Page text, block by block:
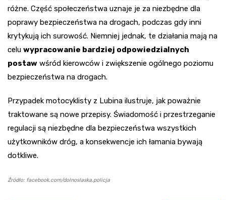
różne. Część społeczeństwa uznaje je za niezbędne dla
poprawy bezpieczeństwa na drogach, podczas gdy inni
krytykują ich surowość. Niemniej jednak, te działania mają na
celu wypracowanie bardziej odpowiedzialnych
postaw wśród kierowców i zwiększenie ogólnego poziomu
bezpieczeństwa na drogach.
Przypadek motocyklisty z Lubina ilustruje, jak poważnie
traktowane są nowe przepisy. Świadomość i przestrzeganie
regulacji są niezbędne dla bezpieczeństwa wszystkich
użytkowników dróg, a konsekwencje ich łamania bywają
dotkliwe.
Źródło: facebook.com/dolnoslaska.policja